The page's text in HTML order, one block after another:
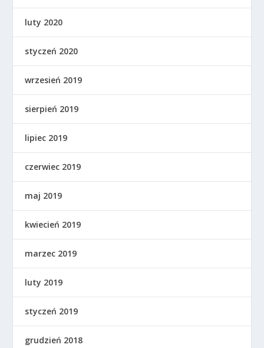
luty 2020
styczeń 2020
wrzesień 2019
sierpień 2019
lipiec 2019
czerwiec 2019
maj 2019
kwiecień 2019
marzec 2019
luty 2019
styczeń 2019
grudzień 2018